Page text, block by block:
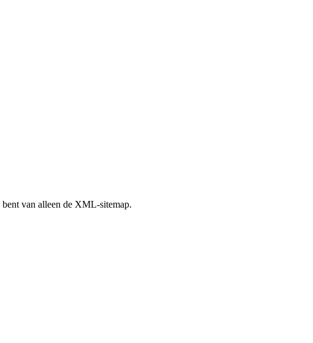
van alleen de XML-sitemap.